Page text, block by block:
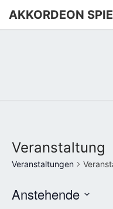
AKKORDEON
Veranstaltung
Veranstaltungen
Anstehende